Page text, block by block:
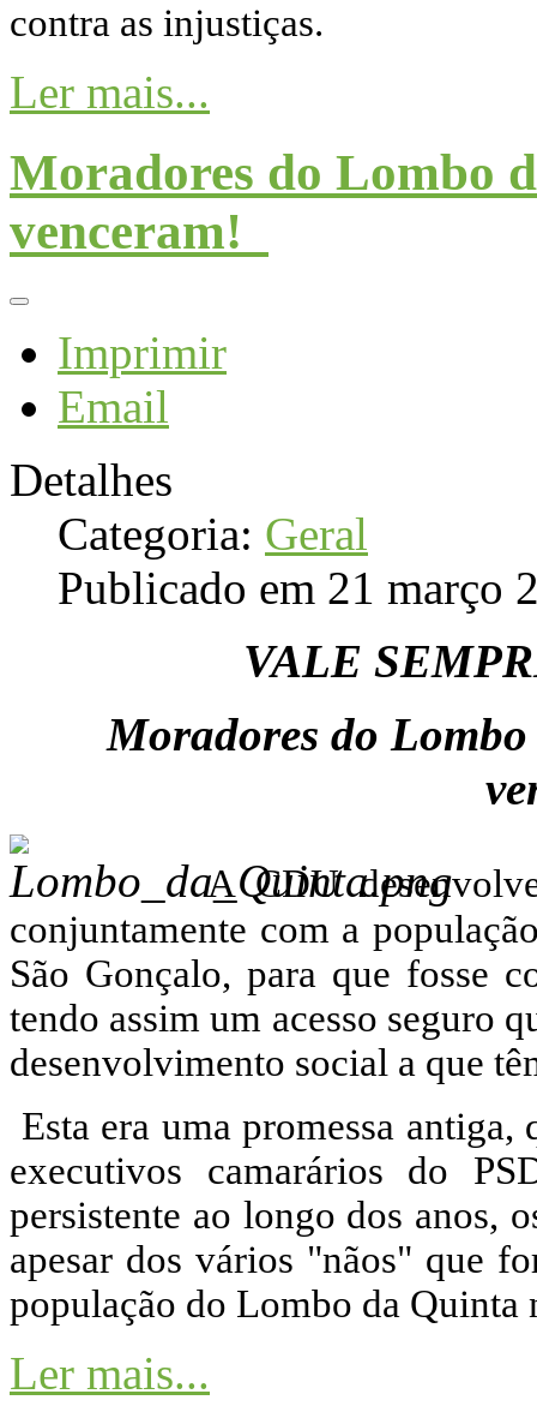
contra as injustiças.
Ler mais...
Moradores do Lombo
venceram!
Imprimir
Email
Detalhes
Categoria: Geral
Publicado em 21 março
VALE
Moradores do
A CDU
conjuntamente com a
São Gonçalo, para que fosse
tendo assim um acesso seguro
desenvolvimento social a que
Esta era uma promessa
executivos camarários do
persistente ao longo dos anos,
apesar dos vários "nãos" que
população do Lombo da
Ler mais...